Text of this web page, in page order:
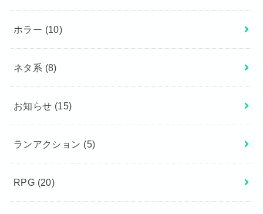
ホラー (10)
ネタ系 (8)
お知らせ (15)
ランアクション (5)
RPG (20)